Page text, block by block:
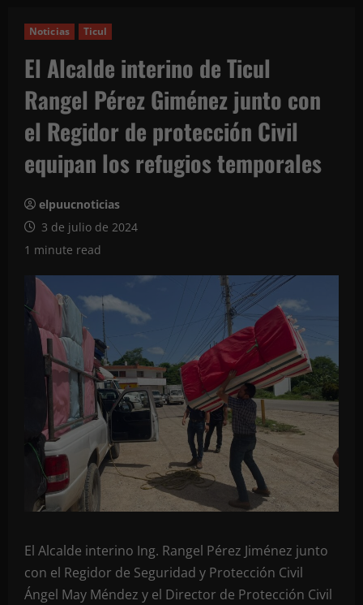
Noticias Ticul
El Alcalde interino de Ticul
Rangel Pérez Giménez junto con
el Regidor de protección Civil
equipan los refugios temporales
elpuucnoticias
3 de julio de 2024
1 minute read
El Alcalde interino Ing. Rangel Pérez Jiménez junto
con el Regidor de Seguridad y Protección Civil
Ángel May Méndez y el Director de Protección Civil